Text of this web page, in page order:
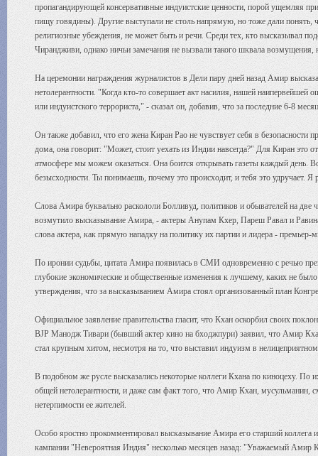
пропагандирующей консервативные индуистские ценности, порой ущемляя
пищу говядины). Другие выступали не столь напрямую, но тоже дали понять,
религиозные убеждения, не может быть и речи. Среди тех, кто высказывал
Чирандживи, однако ничьи замечания не вызвали такого шквала возмущения,
На церемонии награждения журналистов в Дели пару дней назад Амир
нетолерантности. "Когда кто-то совершает акт насилия, нашей наипервейшей
или индуистского террориста," - сказал он, добавив, что за последние 6-8
Он также добавил, что его жена Киран Рао не чувствует себя в
дома, она говорит: "Может, стоит уехать из Индии навсегда?" Для Киран это
атмосфере мы можем оказаться. Она боится открывать газеты каждый день.
безысходности. Ты понимаешь, почему это происходит, и тебя это удручает. Я
Слова Амира буквально раскололи Болливуд, политиков и обывателей на две
возмутило высказывание Амира, - актеры Анупам Кхер, Пареш Равал и
слова актера, как прямую нападку на политику их партии и лидера -
По иронии судьбы, цитата Амира появилась в СМИ одновременно с речью
глубокие экономические и общественные изменения к лучшему, каких не
утверждения, что за высказыванием Амира стоял организованный план
Официальное заявление правительства гласит, что Кхан оскорбил своих
BJP Манодж Тивари (бывший актер кино на бходжпури) заявил, что Амир
стал крупным хитом, несмотря на то, что выставил индуизм в нелицеприятном
В подобном же русле высказались некоторые коллеги Кхана по киноцеху. По
общей нетолерантности, и даже сам факт того, что Амир Кхан, мусульманин,
нетерпимости ее жителей.
Особо яростно прокомментировал высказывание Амира его старший
кампании "Невероятная Индия" несколько месяцев назад: "Уважаемый Амир